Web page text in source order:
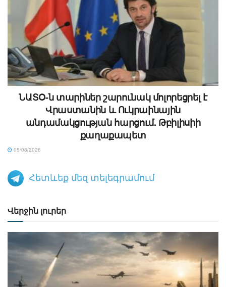
ՆԱՏՕ-ն տարիներ շարունակ մոլորեցրել է
Վրաստանին և Ուկրաինային
անդամակցության հարցում. Թբիլիսիի
քաղաքապետ
05/08/2026
Հետևեք մեզ տելեգրամում
Վերջին լուրեր